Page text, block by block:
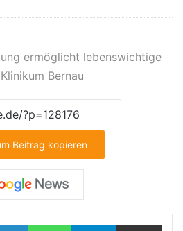
ermöglicht lebenswichtige
Bernau
Beitrag kopieren
LinkedInWhatsAppTelegramTeilen via E-Mail